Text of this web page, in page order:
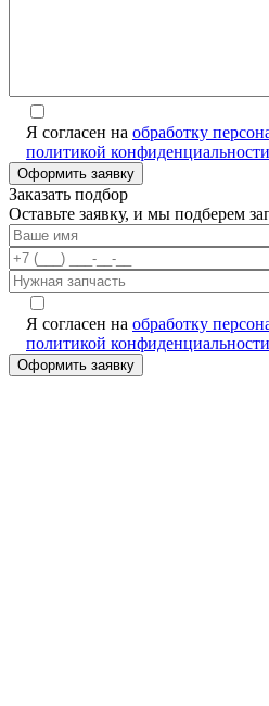
Я согласен на обработку
политикой конфиденциальности
Заказать подбор
Оставьте заявку, и мы подберем
Я согласен на обработку
политикой конфиденциальности